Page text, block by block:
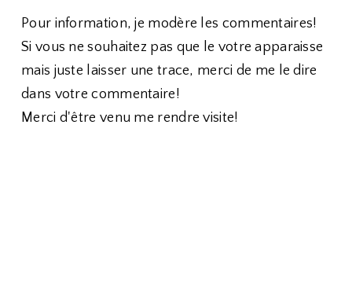
Pour information, je modère les commentaires!
Si vous ne souhaitez pas que le votre apparaisse
mais juste laisser une trace, merci de me le dire
dans votre commentaire!
Merci d'être venu me rendre visite!